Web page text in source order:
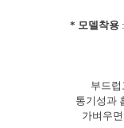
* 모델착용:
부드럽
통기성과
가벼우